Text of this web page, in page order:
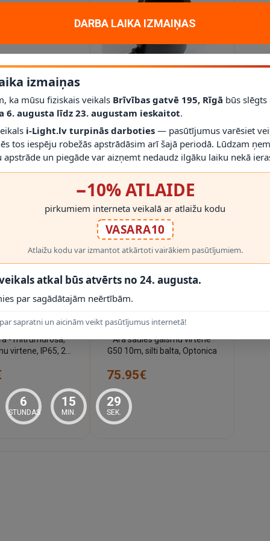
LED lampiņu
8m gara, IP65
15m gara - IP44, gaismu
virtene, 15x E27 cokoli -
spuldzes nav iekļautas
49.99€
~1 NEDĒĻA
- mitrumdroša,
virtene, IP65, 20
iekļautas
Āra saules gaismu virtene
G50 10m, silti balta, Optonica
75.95€
DARBA LAIKA IZMAIŅAS
izmaiņas
ka mūsu fiziskais veikals Brīvības gatvē 195, Rīgā būs slēgts
6. augusta līdz 23. augustam ieskaitot.
i-Light.lv turpinās darboties — pasūtījumus varēsiet
tos iespēju robežās apstrādāsim arī šajā periodā. Lūdzam
apstrāde un piegāde var aizņemt nedaudz ilgāku laiku nekā
−10% ATLAIDE
pirkumiem interneta veikalā ar atlaižu kodu
VASARA10
Atlaižu kodu var izmantot atkārtoti vairākiem pasūtījumiem.
atkal būs atvērts no 24. augusta.
par sagādātajām neērtībām.
sapratni un aicinām veikt pasūtījumus internetā!
6
STUNDAS
15
MIN.
28
SEK.